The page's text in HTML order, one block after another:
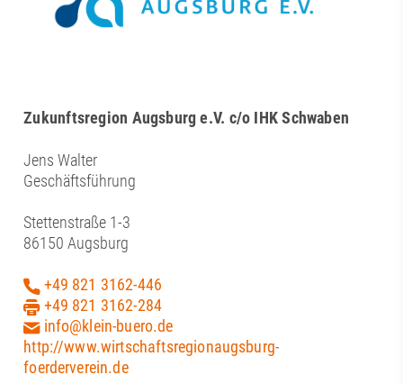
Zukunftsregion Augsburg e.V. c/o IHK Schwaben
Jens Walter
Geschäftsführung
Stettenstraße 1-3
86150 Augsburg
+49 821 3162-446
+49 821 3162-284
info@klein-buero.de
http://www.wirtschaftsregionaugsburg-
foerderverein.de